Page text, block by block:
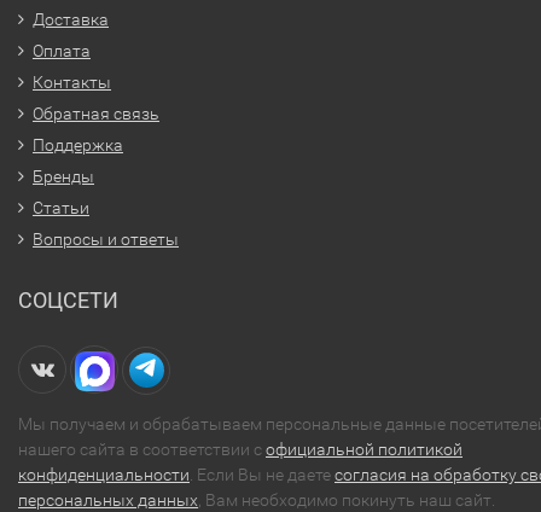
Доставка
Оплата
Контакты
Обратная связь
Поддержка
Бренды
Статьи
Вопросы и ответы
СОЦСЕТИ
Мы получаем и обрабатываем персональные данные
нашего сайта в соответствии софициальной политикой
конфиденциальности . Если Вы не даетесогласия на обработку
персональных данных , Вам необходимо покинуть наш сайт.